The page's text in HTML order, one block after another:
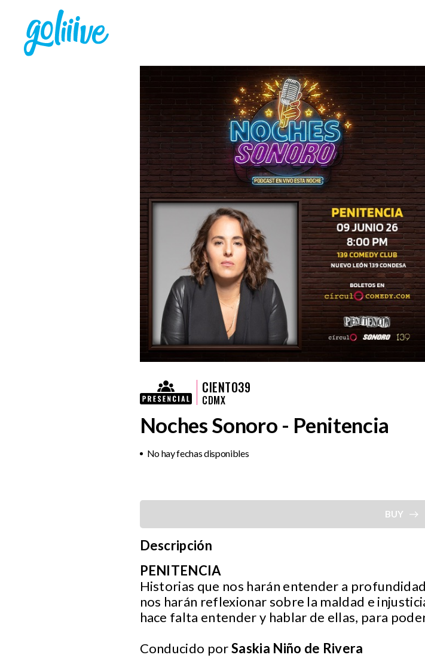
CIENTO39
CDMX
Noches Sonoro - Penitencia
No hay fechas disponibles
BUY
Descripción
PENITENCIA
Historias que nos harán entender a
nos harán reflexionar sobre la maldad e
hace falta entender y hablar de ellas, para
Conducido porSaskia Niño de Rivera